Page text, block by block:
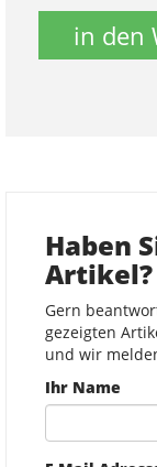
in den
Haben
Artikel?
Gern
gezeigten
und wir
Ihr Name